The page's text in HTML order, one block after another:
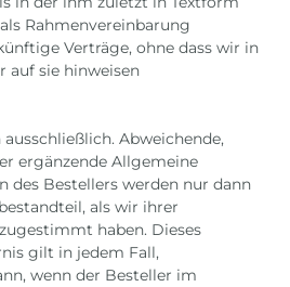
Rahmenvereinbarung
Verträge, ohne dass wir in
auf sie hinweisen
Abweichende,
ergänzende Allgemeine
des Bestellers werden nur dann
als wir ihrer
haben. Dieses
gilt in jedem Fall,
wenn der Besteller im